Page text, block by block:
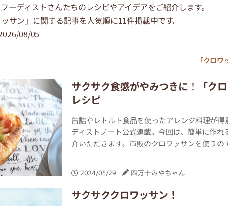
ーディストさんたちのレシピやアイデアをご紹介します。
サン」に関する記事を人気順に11件掲載中です。
08/05
「クロ
サクサク食感がやみつきに！「クロ
レシピ
缶詰やレトルト食品を使ったアレンジ料理が
ディストノート公式連載。今回は、簡単に作
介いただきます。市販のクロワッサンを使うの
2024/05/29 四万十みやちゃん
サクサククロワッサン！